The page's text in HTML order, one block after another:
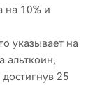
на 10% и
указывает на
альткоин,
25